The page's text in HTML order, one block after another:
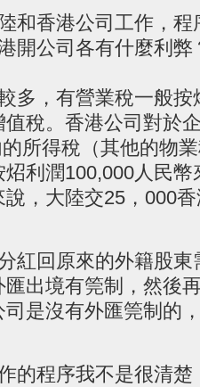
和香港公司工作，
開公司各有什麼利弊
多，有營業稅一般
稅。香港公司對於
所得稅（其他的物
利潤100,000人民
，大陸交25，000
紅回原來的外籍股
匯出境有筦制，然後
是沒有外匯筦制的
的程序我不是很清